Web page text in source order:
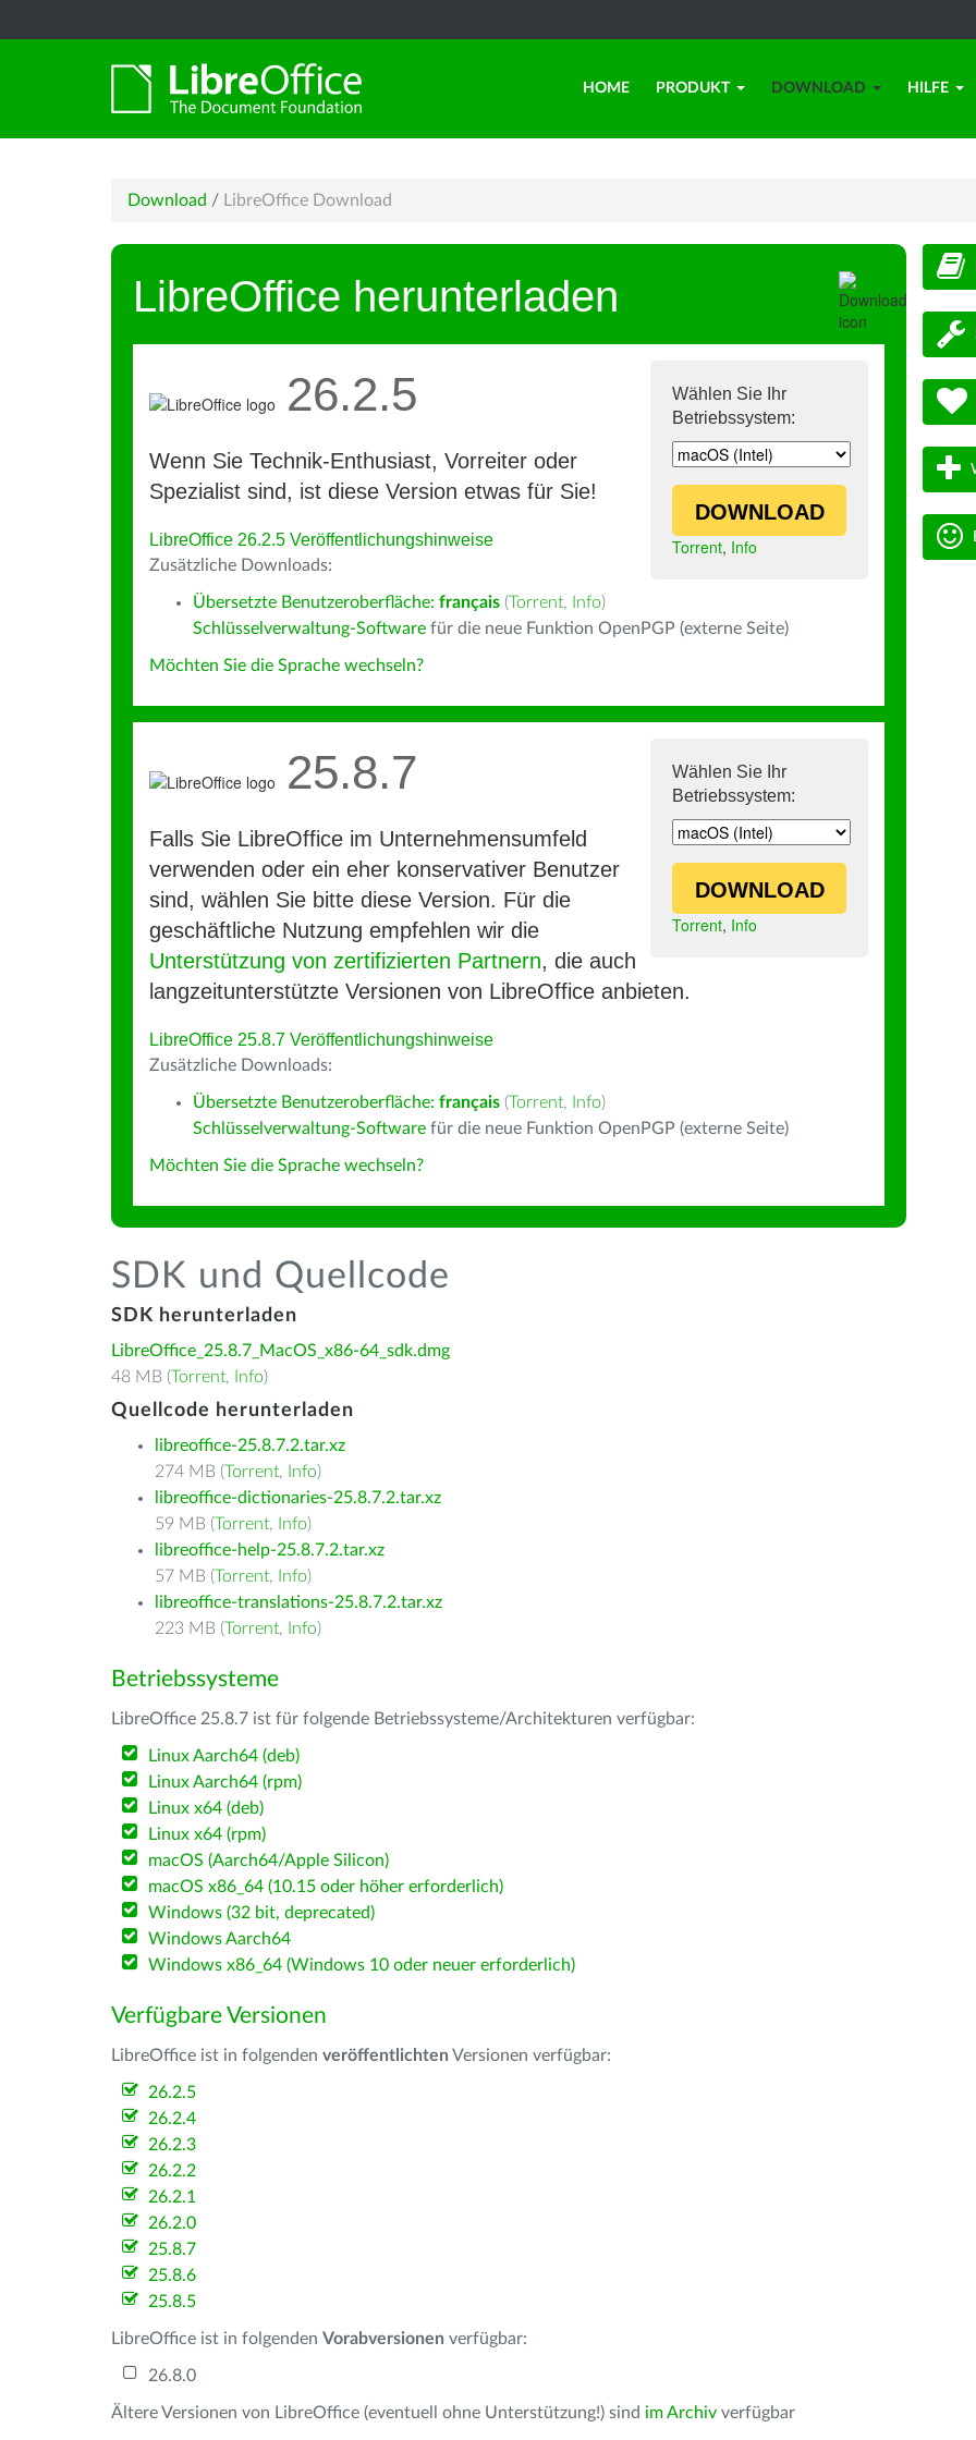
HOME PRODUKT DOWNLOAD HILFE
Download / LibreOffice Download
LibreOffice herunterladen
Wählen Sie Ihr
Betriebssystem:
DOWNLOAD
Torrent, Info
26.2.5
Wenn Sie Technik-Enthusiast, Vorreiter oder
Spezialist sind, ist diese Version etwas für Sie!
LibreOffice 26.2.5 Veröffentlichungshinweise
Zusätzliche Downloads:
Übersetzte Benutzeroberfläche: français (Torrent, Info)
Schlüsselverwaltung-Software für die neue Funktion OpenPGP (externe Seite)
Möchten Sie die Sprache wechseln?
Wählen Sie Ihr
Betriebssystem:
DOWNLOAD
Torrent, Info
25.8.7
Falls Sie LibreOffice im Unternehmensumfeld
verwenden oder ein eher konservativer Benutzer
sind, wählen Sie bitte diese Version. Für die
geschäftliche Nutzung empfehlen wir die
Unterstützung von zertifizierten Partnern, die auch
langzeitunterstützte Versionen von LibreOffice anbieten.
LibreOffice 25.8.7 Veröffentlichungshinweise
Zusätzliche Downloads:
Übersetzte Benutzeroberfläche: français (Torrent, Info)
Schlüsselverwaltung-Software für die neue Funktion OpenPGP (externe Seite)
Möchten Sie die Sprache wechseln?
SDK und Quellcode
SDK herunterladen
LibreOffice_25.8.7_MacOS_x86-64_sdk.dmg
48 MB (Torrent, Info)
Quellcode herunterladen
libreoffice-25.8.7.2.tar.xz
274 MB (Torrent, Info)
libreoffice-dictionaries-25.8.7.2.tar.xz
59 MB (Torrent, Info)
libreoffice-help-25.8.7.2.tar.xz
57 MB (Torrent, Info)
libreoffice-translations-25.8.7.2.tar.xz
223 MB (Torrent, Info)
Betriebssysteme
LibreOffice 25.8.7 ist für folgende Betriebssysteme/Architekturen verfügbar:
Linux Aarch64 (deb)
Linux Aarch64 (rpm)
Linux x64 (deb)
Linux x64 (rpm)
macOS (Aarch64/Apple Silicon)
macOS x86_64 (10.15 oder höher erforderlich)
Windows (32 bit, deprecated)
Windows Aarch64
Windows x86_64 (Windows 10 oder neuer erforderlich)
Verfügbare Versionen
LibreOffice ist in folgenden veröffentlichten Versionen verfügbar:
26.2.5
26.2.4
26.2.3
26.2.2
26.2.1
26.2.0
25.8.7
25.8.6
25.8.5
LibreOffice ist in folgenden Vorabversionen verfügbar:
26.8.0
Ältere Versionen von LibreOffice (eventuell ohne Unterstützung!) sind im Archiv verfügbar